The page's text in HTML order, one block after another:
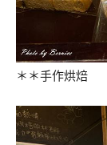
＊＊手作烘焙